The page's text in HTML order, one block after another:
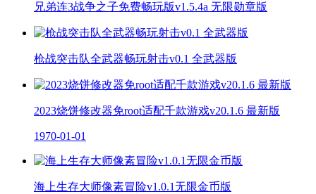
兄弟连3战争之子免费畅玩版v1.5.4a 无限勋章版
枪战突击队全武器畅玩射击v0.1 全武器版
2023烧饼修改器免root适配千款游戏v20.1.6 最新版
1970-01-01
海上生存大师像素冒险v1.0.1无限金币版